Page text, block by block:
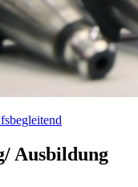
Ausbildung